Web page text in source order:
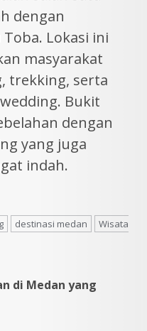
dengan
Lokasi ini
masyarakat
trekking, serta
Bukit
dengan
yang juga
indah.
destinasi medan
Wisata
di Medan yang